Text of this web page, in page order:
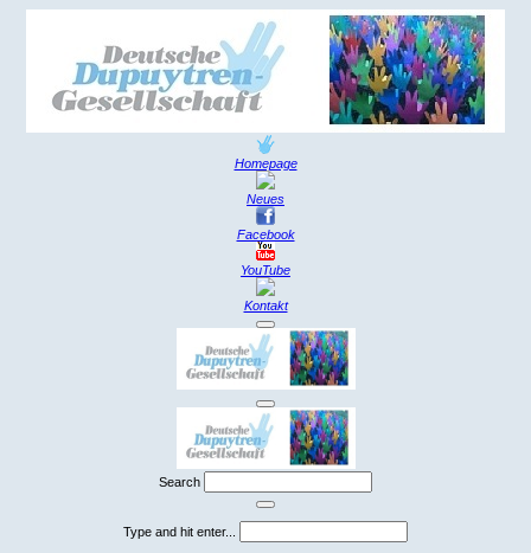
Homepage
Neues
Facebook
YouTube
Kontakt
Search
Type and hit enter...